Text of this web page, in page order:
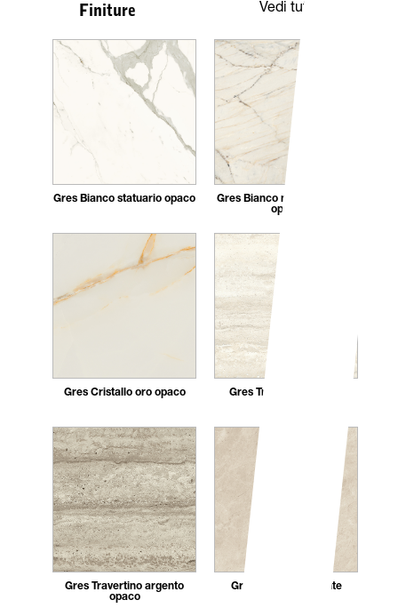
Finiture Vedi tutte
Gres Bianco statuario opaco
Gres Bianco naturale fusion
opaco
Gres Cristallo oro opaco
Gres Travertino bianco
Gres Travertino argento
opaco
Gres Crema diamante